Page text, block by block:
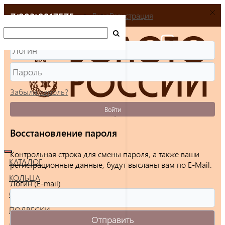
+7(903)9917575
КАТАЛОГ
КОЛЬЦА
СЕРЬГИ
ПОДВЕСКИ
ВходРегистрация
Забыли пароль?
Войти
Восстановление пароля
Контрольная строка для смены пароля, а также ваши
регистрационные данные, будут высланы вам по E-Mail.
Логин (E-mail)